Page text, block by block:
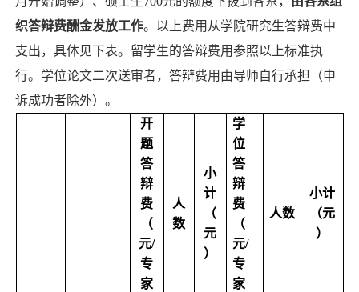
织答辩费酬金发放工作。以上费用从学院研究生答辩费中
支出，具体见下表。留学生的答辩费用参照以上标准执
行。学位论文二次送审者，答辩费用由导师自行承担（申
诉成功者除外）。
开
题
答
辩
费
（
元/
专
家
人
数
小
计
（
元
）
学
位
答
辩
费
（
元/
专
家
人数
小计
（元
）